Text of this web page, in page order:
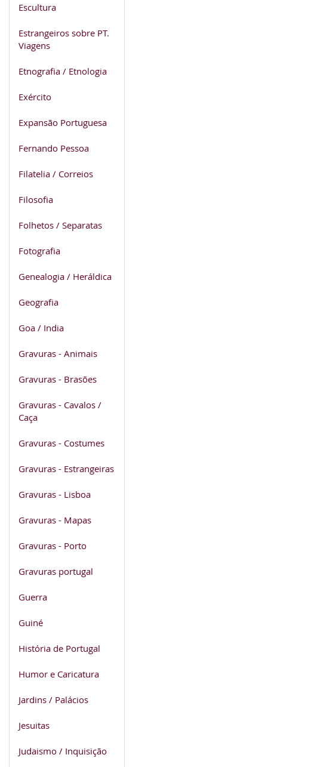
Escultura
Estrangeiros sobre PT.
Viagens
Etnografia / Etnologia
Exército
Expansão Portuguesa
Fernando Pessoa
Filatelia / Correios
Filosofia
Folhetos / Separatas
Fotografia
Genealogia / Heráldica
Geografia
Goa / India
Gravuras - Animais
Gravuras - Brasões
Gravuras - Cavalos /
Caça
Gravuras - Costumes
Gravuras - Estrangeiras
Gravuras - Lisboa
Gravuras - Mapas
Gravuras - Porto
Gravuras portugal
Guerra
Guiné
História de Portugal
Humor e Caricatura
Jardins / Palácios
Jesuitas
Judaismo / Inquisição